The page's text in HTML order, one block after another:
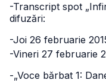
-Transcript spot
difuzări:
-Joi 26 februarie
-Vineri 27 februarie
-„Voce bărbat 1: